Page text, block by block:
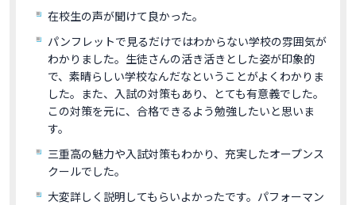
在校生の声が聞けて良かった。
パンフレットで見るだけではわからない学校の雰囲気が
わかりました。生徒さんの活き活きとした姿が印象的
で、素晴らしい学校なんだなということがよくわかりま
した。また、入試の対策もあり、とても有意義でした。
この対策を元に、合格できるよう勉強したいと思いま
す。
三重高の魅力や入試対策もわかり、充実したオープンス
クールでした。
大変詳しく説明してもらいよかったです。パフォーマン